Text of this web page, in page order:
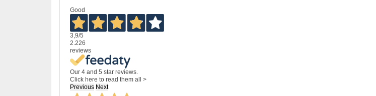
Good
3,9/5
2.226
reviews
Our 4 and 5 star reviews.
Click here to read them all >
Previous Next